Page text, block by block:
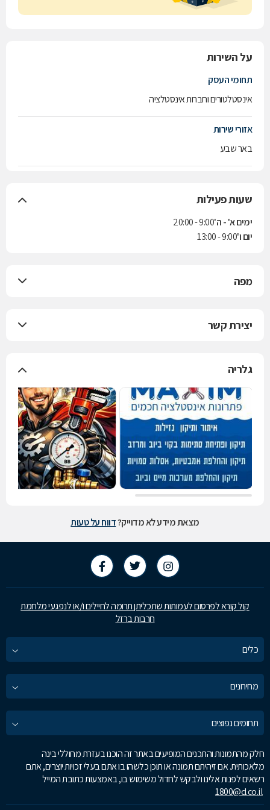
על השירות
תחומי העסק
אינסטלטורים וחברות אינסטלציה
אזורי שירות
באר שבע
שעות פעילות
ימים א' - ה'9:00 - 20:00
יום ו'9:00 - 13:00
מפה
יצירת קשר
גלריה
מצאת מידע לא מדוייק?דווח על טעות
קול קורא לפרסום לעמותות שתכליתן תרומה לחיילים ו/או לנפגעי מלחמת
חרבות ברזל
כלים
מחירונים
תחומים נפוצים
חלק מהתמונות והתכנים המופיעים באתר זה הוכנו בעזרת מחוללי בינה
מלאכותית. אם זיהיתם תמונה או תוכן כלשהו בו אתם בעלי זכויות יוצרים, אתם
רשאים לפנות אלינו ולבקש לחדול משימוש בו, באמצעות כתובת המייל
1800@d.co.il